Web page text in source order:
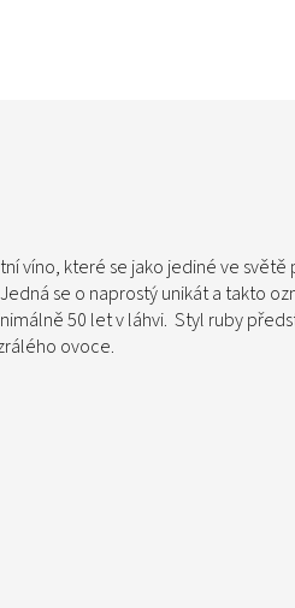
víno, které se jako jediné ve
se o naprostý unikát a takto
50 let v láhvi. Styl ruby
ovoce.